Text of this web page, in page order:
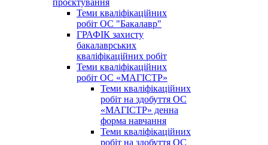
проєктування
Теми кваліфікаційних
робіт ОС "Бакалавр"
ГРАФІК захисту
бакалаврських
кваліфікаційних робіт
Теми кваліфікаційних
робіт ОС «МАГІСТР»
Теми кваліфікаційних
робіт на здобуття ОС
«МАГІСТР» денна
форма навчання
Теми кваліфікаційних
робіт на здобуття ОС